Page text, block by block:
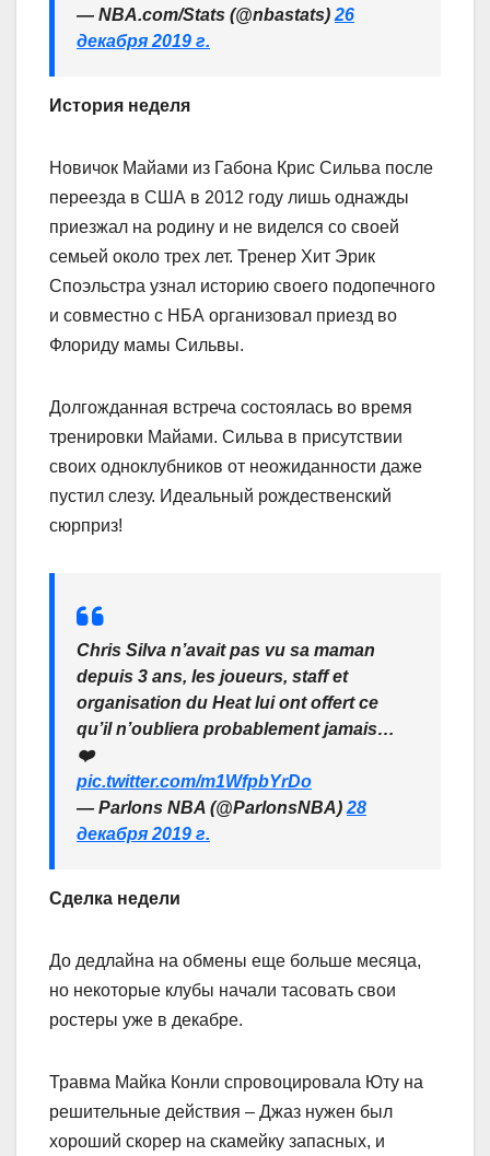
— NBA.com/Stats (@nbastats) 26
декабря 2019 г.
История неделя
Новичок Майами из Габона Крис Сильва после
переезда в США в 2012 году лишь однажды
приезжал на родину и не виделся со своей
семьей около трех лет. Тренер Хит Эрик
Споэльстра узнал историю своего подопечного
и совместно с НБА организовал приезд во
Флориду мамы Сильвы.
Долгожданная встреча состоялась во время
тренировки Майами. Сильва в присутствии
своих одноклубников от неожиданности даже
пустил слезу. Идеальный рождественский
сюрприз!
Chris Silva n’avait pas vu sa maman
depuis 3 ans, les joueurs, staff et
organisation du Heat lui ont offert ce
qu’il n’oubliera probablement jamais…
❤️
pic.twitter.com/m1WfpbYrDo
— Parlons NBA (@ParlonsNBA) 28
декабря 2019 г.
Сделка недели
До дедлайна на обмены еще больше месяца,
но некоторые клубы начали тасовать свои
ростеры уже в декабре.
Травма Майка Конли спровоцировала Юту на
решительные действия – Джаз нужен был
хороший скорер на скамейку запасных, и